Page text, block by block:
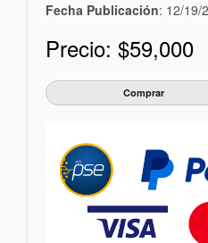
Fecha Publicación: 12/19/
Precio: $59,000